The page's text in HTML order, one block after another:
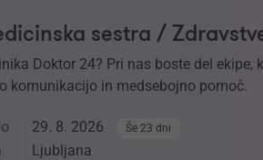
sestra /
Doktor 24? Pri nas boste del
komunikacijo in medsebojno pomoč.
29. 8. 2026 Še 23 dni
Ljubljana